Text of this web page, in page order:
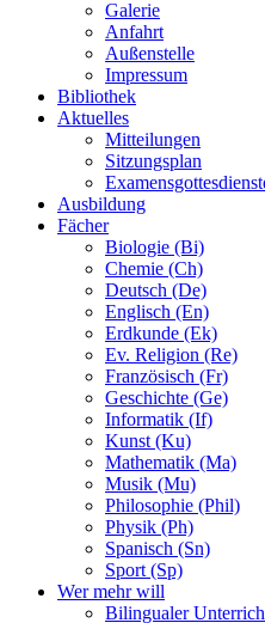
Galerie
Anfahrt
Außenstelle
Impressum
Bibliothek
Aktuelles
Mitteilungen
Sitzungsplan
Ausbildung
Fächer
Biologie (Bi)
Chemie (Ch)
Deutsch (De)
Englisch (En)
Erdkunde (Ek)
Ev. Religion (Re)
Französisch (Fr)
Geschichte (Ge)
Informatik (If)
Kunst (Ku)
Mathematik (Ma)
Musik (Mu)
Philosophie (Phil)
Physik (Ph)
Spanisch (Sn)
Sport (Sp)
Wer mehr will
Bilingualer